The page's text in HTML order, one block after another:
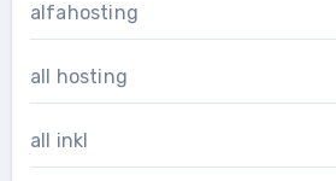
alfahosting
all hosting
all inkl